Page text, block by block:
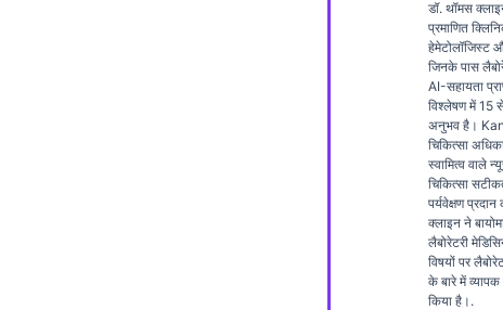
डॉ. थॉमस
प्रमाणित
हेमेटोलॉजिस्ट
जिनके पास
AI-सहायता
विश्लेषण में 15
अनुभव है।
चिकित्सा
स्वामित्व वाले
चिकित्सा
पर्यवेक्षण
क्लाइन ने
लैबोरेटरी
विषयों पर
के बारे में
किया है।.